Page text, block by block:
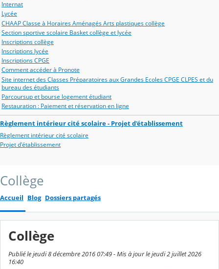
Internat
Lycée
CHAAP Classe à Horaires Aménagés Arts plastiques collège
Section sportive scolaire Basket collège et lycée
Inscriptions collège
Inscriptions lycée
Inscriptions CPGE
Comment accéder à Pronote
Site internet des Classes Préparatoires aux Grandes Ecoles CPGE CLPES et du
bureau des étudiants
Parcoursup et bourse logement étudiant
Restauration : Paiement et réservation en ligne
Règlement intérieur cité scolaire - Projet d'établissement
Règlement intérieur cité scolaire
Projet d'établissement
Collège
Accueil Blog Dossiers partagés
Collège
Publié le jeudi 8 décembre 2016 07:49 - Mis à jour le jeudi 2 juillet 2026
16:40